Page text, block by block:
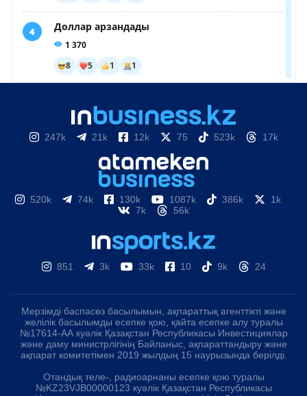
247k 21k 12k 75 523k 17k
520k 74k 130k 1087k 386k
1k
7k
56k
851 3k 33k 10 9k 24
Мерзімді баспасөз басылымын, ақпараттық агенттікті және
желілік басылымды есепке қою, қайта есепке алу туралы
№17614-АА куәлік Қазақстан Республикасы Инвестициялар
және даму министрлігінің Байланыс, ақпараттандыру және
ақпарат комитетімен 2019 жылдың 15 наурызында берілді.
Отандық теле-, радиоарнаны есепке қою туралы
№KZ23VJB00000123 куәлік Қазақстан Республикасы